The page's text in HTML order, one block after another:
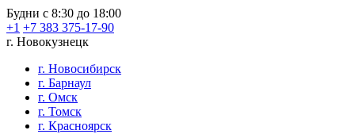
Будни с 8:30 до 18:00
+1 +7 383 375-17-90
г. Новокузнецк
г. Новосибирск
г. Барнаул
г. Омск
г. Томск
г. Красноярск